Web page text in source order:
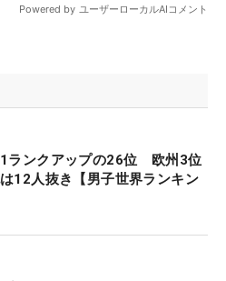
ランクアップの26位 欧州3位
12人抜き【男子世界ランキン